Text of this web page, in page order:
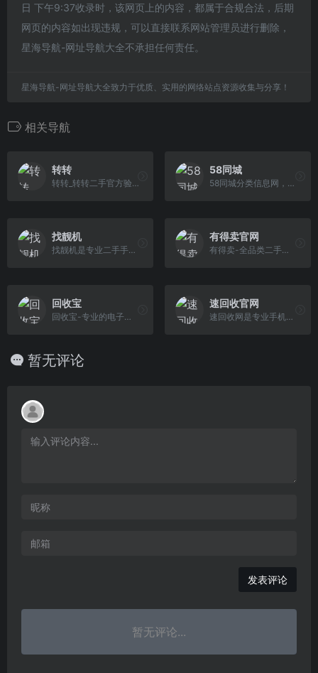
日 下午9:37收录时，该网页上的内容，都属于合规合法，后期
网页的内容如出现违规，可以直接联系网站管理员进行删除，
星海导航-网址导航大全不承担任何责任。
星海导航-网址导航大全致力于优质、实用的网络站点资源收集与分享！
相关导航
转转
转转_转转二手官方验，买卖二手不一样
58同城
58同城分类信息网，为你提供房产、招聘、黄页、团购、交友、二手、宠物、车辆、周边游等海量分类信息，充分满足您免费查看/发布信息的需求。兰州58同城，专业的分类信息网。
找靓机
找靓机是专业二手手机自营平台，主营9成新及以上的原装正品二手手机、平板电脑、笔记本电脑以及3C配件等数码产品。三重质量防护体系——B端自检+平台质检+正品 险，实拍真机，支持7天无理由退换货以及365天官方质保服务，杜绝翻新机。平台目前已经与苹果中国供应商建立直接合作，同时为用户提供花呗分期、白条支付以及组合支付等多种支付形式。
有得卖官网
有得卖-全品类二手数码专业回收服务平台。标准化的分类和专业评级，提供精准合理的报价；专业的质检技术，鉴定质量与效率齐行，为您推送专属质检报告；全程顺丰包邮，有得卖保障您的旧机快速、高价、安全变现！
回收宝
回收宝-专业的电子产品回收平台，为你提供手机回收、平板电脑回收、笔记本回收等二手数码产品回收业务。快速估计、专业检测、到账及时，专业的团队提供高价回收服务，并有数据粉碎，隐私安全有保障。
速回收官网
速回收网是专业手机数码回收平台，免费在线提供二手手机回收估价，全国免费上门回收。专注于手机回收、二手手机回收、笔记本回收、平板电脑回收、单反相机回 收、数码相机回收等二手数码回收业务，高价回收、专业质检、确保用户隐私安全！
暂无评论
发表评论
暂无评论...